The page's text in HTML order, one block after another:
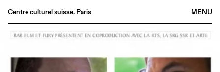
MENU
Centre culturel suisse. Paris
Agenda
Buvette